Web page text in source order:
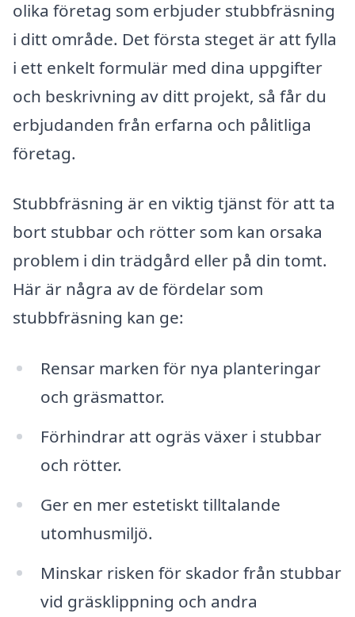
olika företag som erbjuder stubbfräsning
i ditt område. Det första steget är att fylla
i ett enkelt formulär med dina uppgifter
och beskrivning av ditt projekt, så får du
erbjudanden från erfarna och pålitliga
företag.
Stubbfräsning är en viktig tjänst för att ta
bort stubbar och rötter som kan orsaka
problem i din trädgård eller på din tomt.
Här är några av de fördelar som
stubbfräsning kan ge:
Rensar marken för nya planteringar
och gräsmattor.
Förhindrar att ogräs växer i stubbar
och rötter.
Ger en mer estetiskt tilltalande
utomhusmiljö.
Minskar risken för skador från stubbar
vid gräsklippning och andra